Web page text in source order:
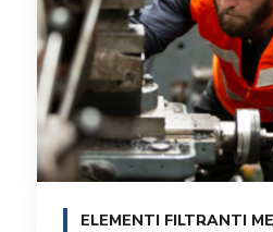
ELEMENTI FILTRANTI